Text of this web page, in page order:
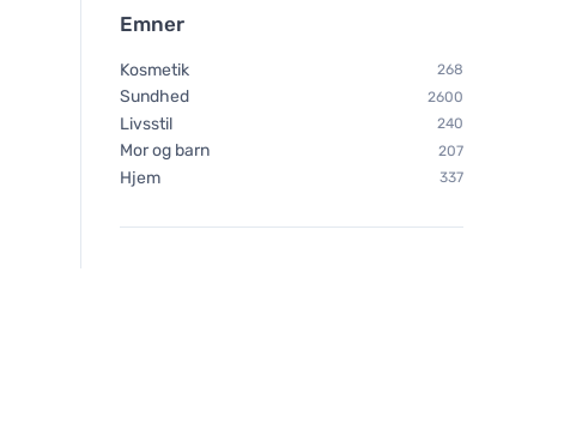
Emner
Kosmetik 268
Sundhed 2600
Livsstil 240
Mor og barn 207
Hjem 337